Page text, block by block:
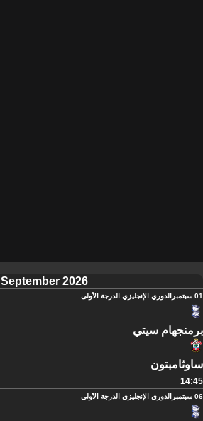
September 2026
01 سبتمبر الدوري الإنجليزي الدرجة الأولى
برمنجهام سيتي
ساوثامبتون
14:45
06 سبتمبر الدوري الإنجليزي الدرجة الأولى